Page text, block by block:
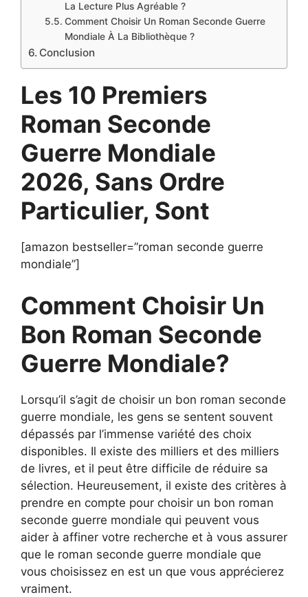
La Lecture Plus Agréable ?
Comment Choisir Un Roman Seconde Guerre
Mondiale À La Bibliothèque ?
Conclusion
Les 10 Premiers
Roman Seconde
Guerre Mondiale
2026, Sans Ordre
Particulier, Sont
[amazon bestseller=”roman seconde guerre
mondiale”]
Comment Choisir Un
Bon Roman Seconde
Guerre Mondiale?
Lorsqu’il s’agit de choisir un bon roman seconde
guerre mondiale, les gens se sentent souvent
dépassés par l’immense variété des choix
disponibles. Il existe des milliers et des milliers
de livres, et il peut être difficile de réduire sa
sélection. Heureusement, il existe des critères à
prendre en compte pour choisir un bon roman
seconde guerre mondiale qui peuvent vous
aider à affiner votre recherche et à vous assurer
que le roman seconde guerre mondiale que
vous choisissez en est un que vous apprécierez
vraiment.